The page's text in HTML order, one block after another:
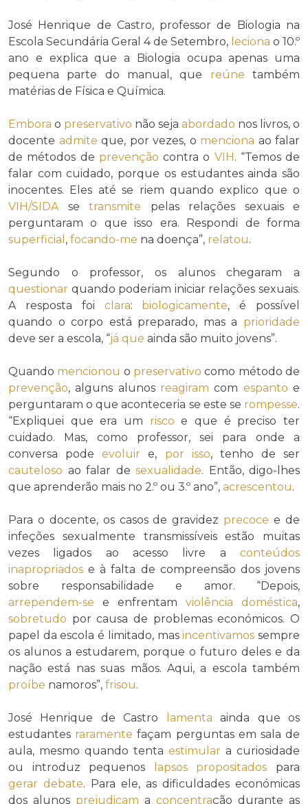
José Henrique de Castro, professor de Biologia na
Escola Secundária Geral 4 de Setembro, leciona o 10.º
ano e explica que a Biologia ocupa apenas uma
pequena parte do manual, que reúne também
matérias de Física e Química.
Embora o preservativo não seja abordado nos livros, o
docente admite que, por vezes, o menciona ao falar
de métodos de prevenção contra o VIH. “Temos de
falar com cuidado, porque os estudantes ainda são
inocentes. Eles até se riem quando explico que o
VIH/SIDA se transmite pelas relações sexuais e
perguntaram o que isso era. Respondi de forma
superficial , focando-me na doença”, relatou.
Segundo o professor, os alunos chegaram a
questionar quando poderiam iniciar relações sexuais.
A resposta foi clara: biologicamente, é possível
quando o corpo está preparado, mas a prioridade
deve ser a escola, “já que ainda são muito jovens”.
Quando mencionou o preservativo como método de
prevenção, alguns alunos reagiram com espanto e
perguntaram o que aconteceria se este se rompesse.
“Expliquei que era um risco e que é preciso ter
cuidado. Mas, como professor, sei para onde a
conversa podeevoluir e, por isso, tenho de ser
cauteloso ao falar de sexualidade. Então, digo-lhes
que aprenderão mais no 2.º ou 3.º ano”, acrescentou.
Para o docente, os casos de gravidez precoce e de
infeções sexualmente transmissíveis estão muitas
vezes ligados ao acesso livre a conteúdos
inapropriados e à falta de compreensão dos jovens
sobre responsabilidade e amor. “Depois,
arrependem-se e enfrentam violência doméstica,
sobretudo por causa de problemas económicos. O
papel da escola é limitado, masincentivamos sempre
os alunos a estudarem, porque o futuro deles e da
nação está nas suas mãos. Aqui, a escola também
proíbe namoros”, frisou.
José Henrique de Castro lamenta ainda que os
estudantes raramente façam perguntas em sala de
aula, mesmo quando tenta estimular a curiosidade
ou introduz pequenos
lapsos propositados para
gerar debate. Para ele, as dificuldades económicas
dos alunos prejudicam a concentração durante as